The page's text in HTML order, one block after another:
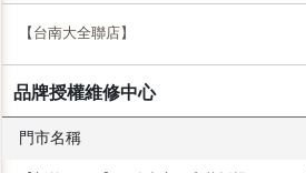
【台南大全聯店】
品牌授權維修中心
門市名稱